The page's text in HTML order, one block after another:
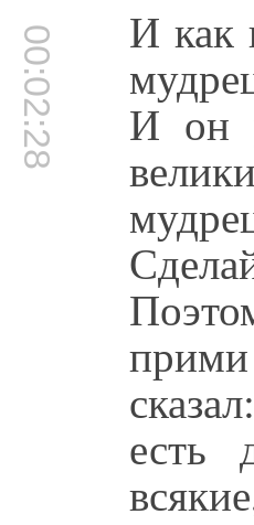
00:02:28 И как
И он
есть